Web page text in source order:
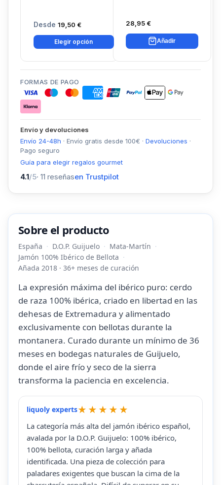
Desde 19,50 €
Elegir opción
28,95 €
Añadir
FORMAS DE PAGO
Envío y devoluciones
Envío 24-48h · Envío gratis desde 100€ · Devoluciones ·
Pago seguro
Guía para elegir regalos gourmet
4.1/5· 11 reseñasen Trustpilot
Sobre el producto
España D.O.P. Guijuelo
Mata-Martín
Jamón 100% Ibérico de Bellota
Añada 2018 · 36+ meses de curación
La expresión máxima del ibérico puro: cerdo
de raza 100% ibérica, criado en libertad en las
dehesas de Extremadura y alimentado
exclusivamente con bellotas durante la
montanera. Curado durante un mínimo de 36
meses en bodegas naturales de Guijuelo,
donde el aire frío y seco de la sierra
transforma la paciencia en excelencia.
liquoly experts
La categoría más alta del jamón ibérico español,
avalada por la D.O.P. Guijuelo: 100% ibérico,
100% bellota, curación larga y añada
identificada. Una pieza de colección para
paladares exigentes que buscan la cima de la